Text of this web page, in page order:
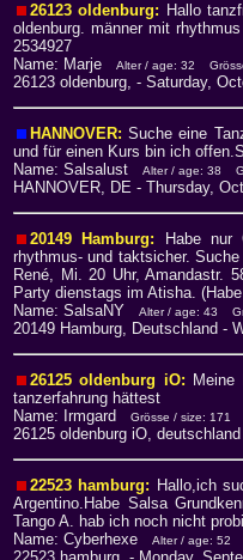
26123 oldenburg: Hallo
oldenburg. männer mit
2534927
Name: Marje
Alter / age: 32
26123 oldenburg, - Saturday,
HANNOVER:Suche eine
und für einen Kurs bin ich
Name: Salsalust
Alter / age: 38
HANNOVER, DE - Thursday,
20149 Hamburg:
Habe nur
rhythmus- und taktsicher.
René, Mi. 20 Uhr, Amandastr.
Party dienstags im Atisha.
Name: SalsaNY
Alter / age: 43
20149 Hamburg, Deutschland -
26125 oldenburg iO: Meine
tanzerfahrung hättest
Name: Irmgard
Grösse / size: 171
26125 oldenburg iO, deutschland
22523 hamburg: Hallo,ich
Argentino.Habe Salsa
Tango A. hab ich noch nicht
Name: Cyberhexe
Alter / age: 52